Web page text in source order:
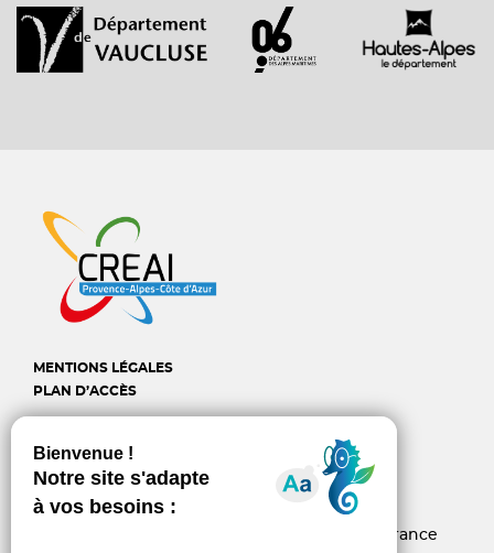
MENTIONS LÉGALES
PLAN D’ACCÈS
CREAI Provence-Alpes-
Côte d'Azur
6, rue d’Arcole - 13006 Marseille - France